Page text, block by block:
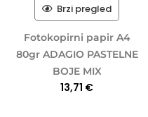
Brzi pregled
Fotokopirni papir A4
80gr ADAGIO PASTELNE
BOJE MIX
13,71 €